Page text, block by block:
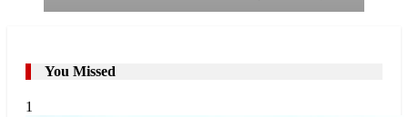
You Missed
1